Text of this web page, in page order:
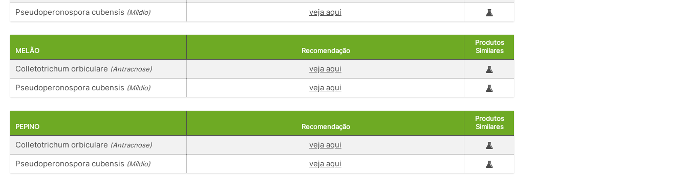
Pseudoperonospora cubensis (Míldio) veja aqui
MELÃO Recomendação
Produtos
Similares
Colletotrichum orbiculare (Antracnose)
veja aqui
Pseudoperonospora cubensis (Míldio) veja aqui
PEPINO Recomendação
Produtos
Similares
Colletotrichum orbiculare (Antracnose)
veja aqui
Pseudoperonospora cubensis (Míldio) veja aqui